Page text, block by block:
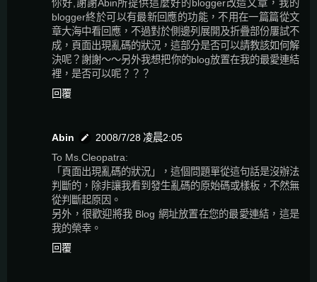
你好,謝謝Abin所提供這麼好的blogger改造文章，我的
blogger終於可以有最新回應的功能，不用在一篇篇從文
章大海中看回應，不過對於側邊列展開及折疊部份屢試不
成，頁面出現亂碼的狀況，這部分是否可以請教該如何解
決呢？謝謝～～另外我想把你的blog放置在我的最愛連結
裡，是否可以呢？？？
回覆
Abin
2008/7/28 凌晨2:05
To Ms.Cleopatra:
「頁面出現亂碼的狀況」，這個問題單從這句話是沒辦法
判斷的，除非讓我看到發生亂碼的原始碼或樣板，不然無
從判斷起原因。
另外，很歡迎將我 Blog 網址放置在您的最愛連結，這是
我的榮幸。
回覆